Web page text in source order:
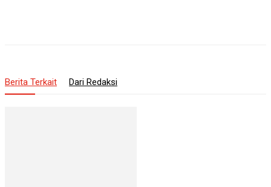
Berita Terkait Dari Redaksi